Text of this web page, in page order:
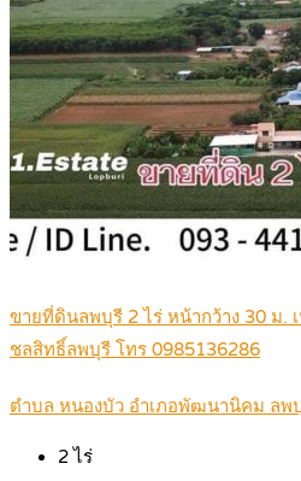
ขายที่ดินลพบุรี 2 ไร่ หน้ากว้าง 30 ม.
ชลสิทธิ์ลพบุรี โทร 0985136286
ตำบล หนองบัว อำเภอพัฒนานิคม ลพ
2ไร่